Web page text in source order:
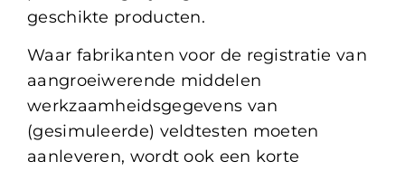
geschikte producten.
Waar fabrikanten voor de registratie van
aangroeiwerende middelen
werkzaamheidsgegevens van
(gesimuleerde) veldtesten moeten
aanleveren, wordt ook een korte